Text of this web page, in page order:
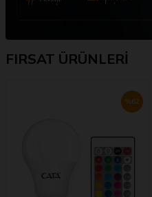
FIRSAT ÜRÜNLERİ
%62